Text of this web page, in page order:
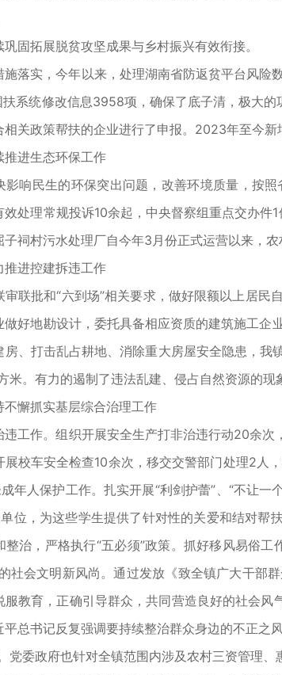
拓展脱贫攻坚成果与乡村振兴有效衔接。
实，今年以来，处理湖南省防返贫平台风险
扶系统修改信息3958项，确保了底子清，极大
相关政策帮扶的企业进行了申报。2023年至今
进生态环保工作
民生的环保突出问题，改善环境质量，按照
效处理常规投诉10余起，中央督察组重点交办
祠村污水处理厂自今年3月份正式运营以来，农
进控建拆违工作
批和“六到场”相关要求，做好限额以上居民
做好地勘设计，委托具备相应资质的建筑施工
房、打击乱占耕地、消除重大房屋安全隐患，
米。有力的遏制了违法乱建、侵占自然资源的现
懈抓实基层综合治理工作
作。组织开展安全生产打非治违行动20余次
校车安全检查10余次，移交交警部门处理2人
年人保护工作。扎实开展“利剑护蕾”、“不让
位，为这些学生提供了针对性的关爱和结对
整治，严格执行“五必须”政策。抓好移风易俗
社会文明新风尚。通过发放《致全镇广大干部
服教育，正确引导群众，共同营造良好的社会
平总书记反复强调要持续整治群众身边的不正之
党委政府也针对全镇范围内涉及农村三资管理